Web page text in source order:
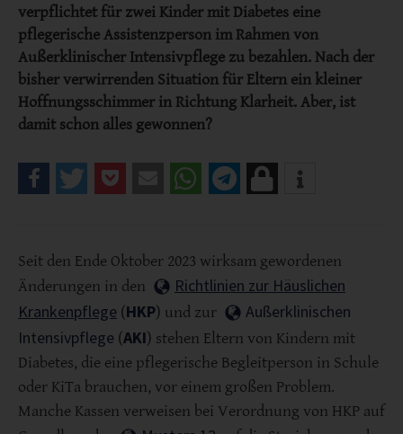
verpflichtet für zwei Kinder mit Diabetes eine
pflegerische Assistenzperson im Rahmen von
Außerklinischer Intensivpflege zu bezahlen. Nach der
bisher verwirrenden Situation für Eltern ein kleiner
Hoffnungsschimmer in Richtung Klarheit. Aber, ist
damit schon alles gewonnen?
Seit den Ende Oktober 2023 wirksam gewordenen
Änderungen in den
Richtlinien zur Häuslichen
Krankenpflege (HKP) und zur
Außerklinischen
Intensivpflege (AKI) stehen Eltern von Kindern mit
Diabetes, die eine pflegerische Begleitperson in Schule
oder KiTa brauchen, vor einem großen Problem.
Manche Kassen verweisen bei Verordnung von HKP auf